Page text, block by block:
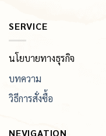
SERVICE
นโยบายทางธุรกิจ
บทความ
วิธีการสั่งซื้อ
NEVIGATION